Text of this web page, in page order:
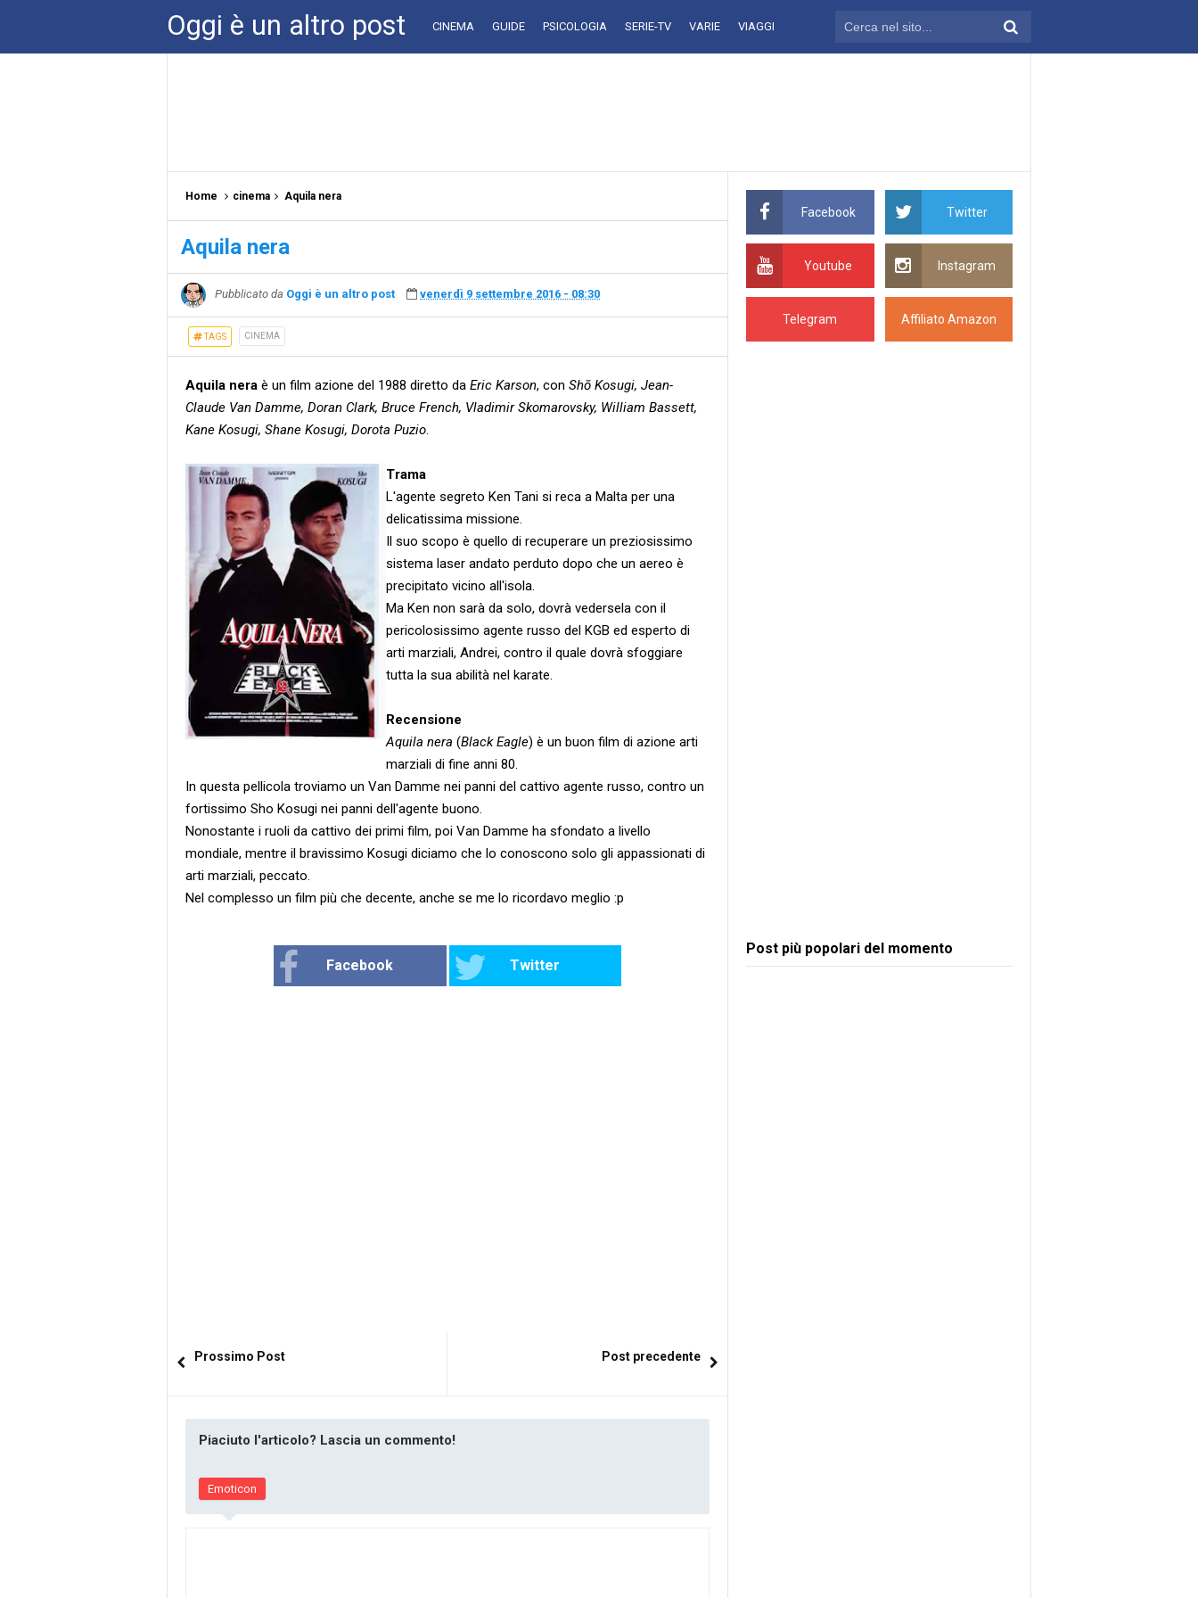
Oggi è un altro post CINEMA GUIDE PSICOLOGIA SERIE-TV VARIE VIAGGI
Home cinema Aquila nera
Aquila nera
Pubblicato da Oggi è un altro post venerdì 9 settembre 2016 - 08:30
TAGS CINEMA
Aquila nera è un film azione del 1988 diretto da Eric Karson, con Shō Kosugi, Jean-
Claude Van Damme, Doran Clark, Bruce French, Vladimir Skomarovsky, William Bassett,
Kane Kosugi, Shane Kosugi, Dorota Puzio.
Trama
L'agente segreto Ken Tani si reca a Malta per una
delicatissima missione.
Il suo scopo è quello di recuperare un preziosissimo
sistema laser andato perduto dopo che un aereo è
precipitato vicino all'isola.
Ma Ken non sarà da solo, dovrà vedersela con il
pericolosissimo agente russo del KGB ed esperto di
arti marziali, Andrei, contro il quale dovrà sfoggiare
tutta la sua abilità nel karate.
Recensione
Aquila nera (Black Eagle) è un buon film di azione arti
marziali di fine anni 80.
In questa pellicola troviamo un Van Damme nei panni del cattivo agente russo, contro un
fortissimo Sho Kosugi nei panni dell'agente buono.
Nonostante i ruoli da cattivo dei primi film, poi Van Damme ha sfondato a livello
mondiale, mentre il bravissimo Kosugi diciamo che lo conoscono solo gli appassionati di
arti marziali, peccato.
Nel complesso un film più che decente, anche se me lo ricordavo meglio :p
Facebook Twitter
Prossimo Post Post precedente
Piaciuto l'articolo? Lascia un commento!
Emoticon
Facebook Twitter
Youtube Instagram
Telegram Affiliato Amazon
Post più popolari del momento